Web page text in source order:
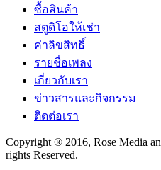
ซื้อสินค้า
สตูดิโอให้เช่า
ค่าลิขสิทธิ์
รายชื่อเพลง
เกี่ยวกับเรา
ข่าวสารและกิจกรรม
ติดต่อเรา
Copyright ® 2016, Rose Media
rights Reserved.